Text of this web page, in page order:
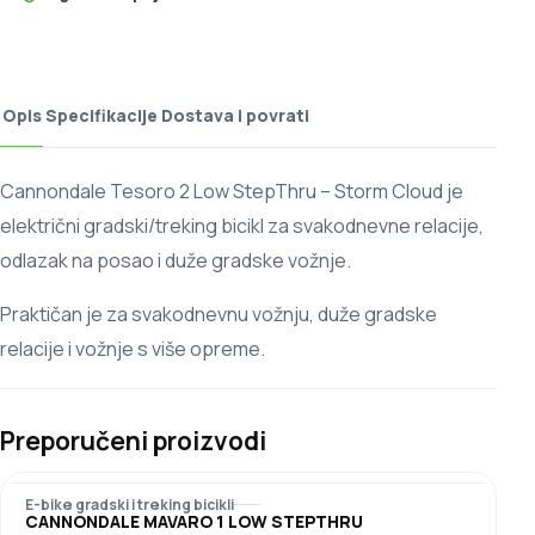
OpisSpecifikacije Dostava i povrati
Cannondale Tesoro 2 Low StepThru – Storm Cloud je
električni gradski/treking bicikl za svakodnevne relacije,
odlazak na posao i duže gradske vožnje.
Praktičan je za svakodnevnu vožnju, duže gradske
relacije i vožnje s više opreme.
Preporučeni proizvodi
E-bike gradski i treking bicikli
CANNONDALE MAVARO 1 LOW STEPTHRU